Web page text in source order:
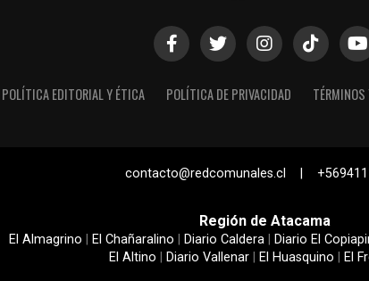
POLÍTICA EDITORIAL Y ÉTICA POLÍTICA DE PRIVACIDAD
contacto@redcomunales.cl |
Región de Atacama
El Almagrino El Chañaralino Diario Caldera Diario El
El Altino
Diario Vallenar El Huasquino El